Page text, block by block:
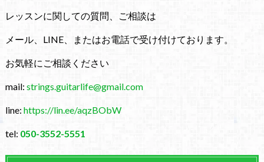
レッスンに関しての質問、ご相談は
メール、LINE、またはお電話で受け付けております。
お気軽にご相談ください
mail: strings.guitarlife@gmail.com
line: https://lin.ee/aqzBObW
tel: 050-3552-5551